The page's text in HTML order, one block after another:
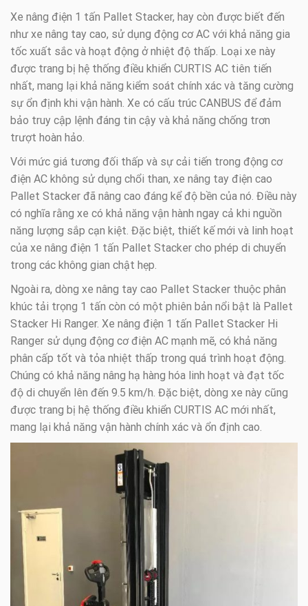
Xe nâng điện 1 tấn Pallet Stacker, hay còn được biết đến
như xe nâng tay cao, sử dụng động cơ AC với khả năng gia
tốc xuất sắc và hoạt động ở nhiệt độ thấp. Loại xe này
được trang bị hệ thống điều khiển CURTIS AC tiên tiến
nhất, mang lại khả năng kiểm soát chính xác và tăng cường
sự ổn định khi vận hành. Xe có cấu trúc CANBUS để đảm
bảo truy cập lệnh đáng tin cậy và khả năng chống trơn
trượt hoàn hảo.
Với mức giá tương đối thấp và sự cải tiến trong động cơ
điện AC không sử dụng chổi than, xe nâng tay điện cao
Pallet Stacker đã nâng cao đáng kể độ bền của nó. Điều này
có nghĩa rằng xe có khả năng vận hành ngay cả khi nguồn
năng lượng sắp cạn kiệt. Đặc biệt, thiết kế mới và linh hoạt
của xe nâng điện 1 tấn Pallet Stacker cho phép di chuyển
trong các không gian chật hẹp.
Ngoài ra, dòng xe nâng tay cao Pallet Stacker thuộc phân
khúc tải trọng 1 tấn còn có một phiên bản nổi bật là Pallet
Stacker Hi Ranger. Xe nâng điện 1 tấn Pallet Stacker Hi
Ranger sử dụng động cơ điện AC mạnh mẽ, có khả năng
phân cấp tốt và tỏa nhiệt thấp trong quá trình hoạt động.
Chúng có khả năng nâng hạ hàng hóa linh hoạt và đạt tốc
độ di chuyển lên đến 9.5 km/h. Đặc biệt, dòng xe này cũng
được trang bị hệ thống điều khiển CURTIS AC mới nhất,
mang lại khả năng vận hành chính xác và ổn định cao.